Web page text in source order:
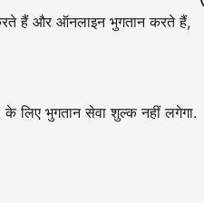
करते हैं और ऑनलाइन भुगतान करते हैं,
लिए भुगतान सेवा शुल्क नहीं लगेगा.